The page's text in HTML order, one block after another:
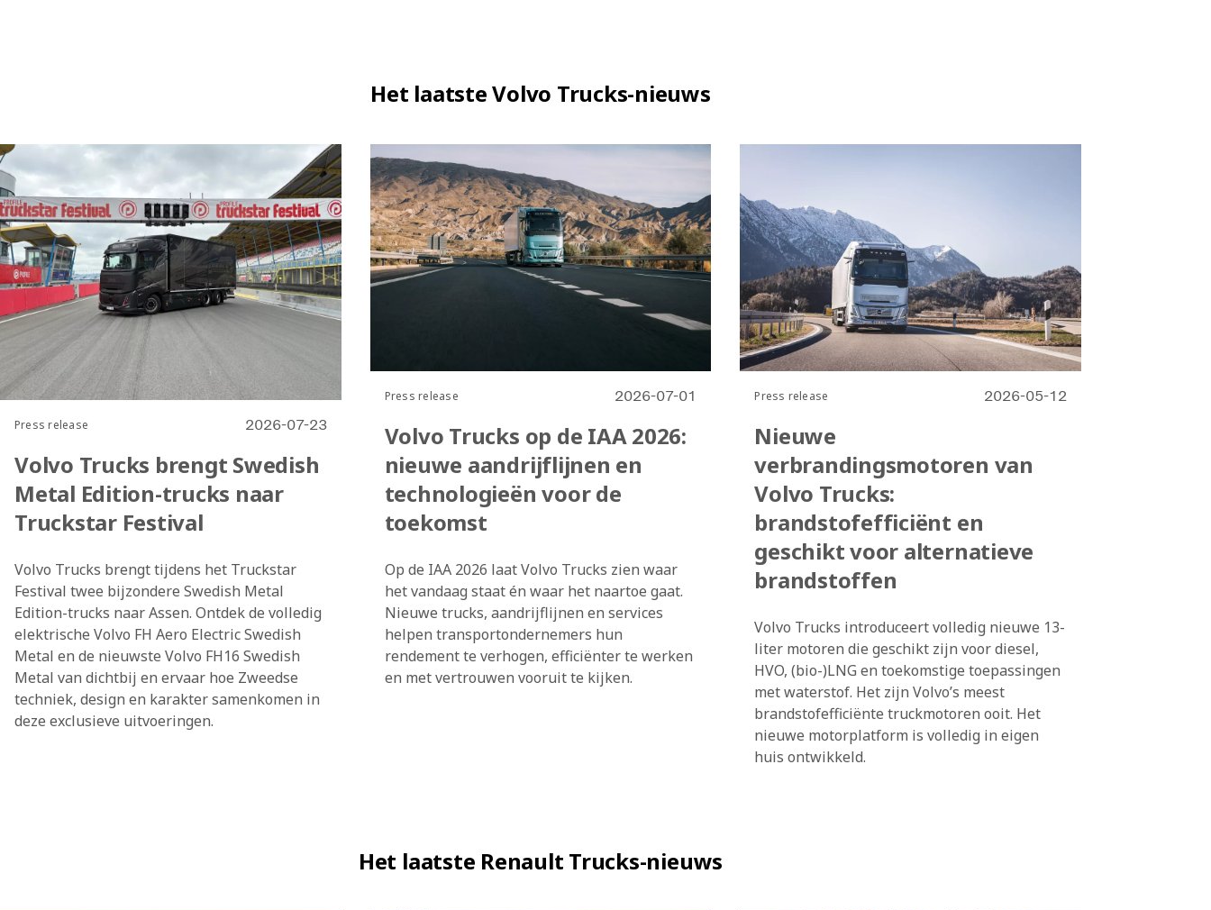
Het laatste Volvo Trucks-nieuws
Press release 2026-07-23
Volvo Trucks brengt Swedish
Metal Edition-trucks naar
Truckstar Festival
Volvo Trucks brengt tijdens het Truckstar
Festival twee bijzondere Swedish Metal
Edition-trucks naar Assen. Ontdek de volledig
elektrische Volvo FH Aero Electric Swedish
Metal en de nieuwste Volvo FH16 Swedish
Metal van dichtbij en ervaar hoe Zweedse
techniek, design en karakter samenkomen in
deze exclusieve uitvoeringen.
Press release 2026-07-01
Volvo Trucks op de IAA 2026:
nieuwe aandrijflijnen en
technologieën voor de
toekomst
Op de IAA 2026 laat Volvo Trucks zien waar
het vandaag staat én waar het naartoe gaat.
Nieuwe trucks, aandrijflijnen en services
helpen transportondernemers hun
rendement te verhogen, efficiënter te werken
en met vertrouwen vooruit te kijken.
Press release 2026-05-12
Nieuwe
verbrandingsmotoren van
Volvo Trucks:
brandstofefficiënt en
geschikt voor alternatieve
brandstoffen
Volvo Trucks introduceert volledig nieuwe 13-
liter motoren die geschikt zijn voor diesel,
HVO, (bio-)LNG en toekomstige toepassingen
met waterstof. Het zijn Volvo’s meest
brandstofefficiënte truckmotoren ooit. Het
nieuwe motorplatform is volledig in eigen
huis ontwikkeld.
Het laatste Renault Trucks-nieuws